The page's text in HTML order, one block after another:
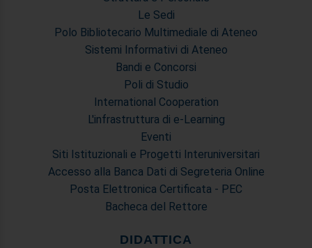
Le Sedi
Polo Bibliotecario Multimediale di Ateneo
Sistemi Informativi di Ateneo
Bandi e Concorsi
Poli di Studio
International Cooperation
L'infrastruttura di e-Learning
Eventi
Siti Istituzionali e Progetti Interuniversitari
Accesso alla Banca Dati di Segreteria Online
Posta Elettronica Certificata - PEC
Bacheca del Rettore
DIDATTICA